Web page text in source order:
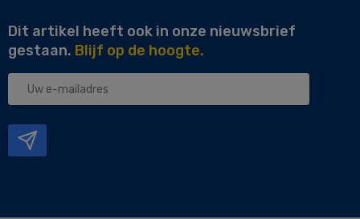
Dit artikel heeft ook in onze nieuwsbrief
gestaan. Blijf op de hoogte.
Uw